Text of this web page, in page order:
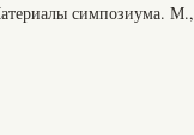
симпозиума. М.,